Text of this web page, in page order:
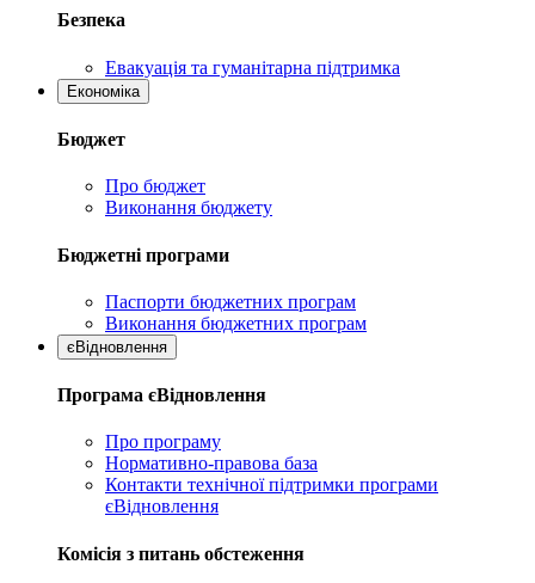
Безпека
Евакуація та гуманітарна підтримка
Економіка
Бюджет
Про бюджет
Виконання бюджету
Бюджетні програми
Паспорти бюджетних програм
Виконання бюджетних програм
єВідновлення
Програма єВідновлення
Про програму
Нормативно-правова база
Контакти технічної підтримки програми
єВідновлення
Комісія з питань обстеження